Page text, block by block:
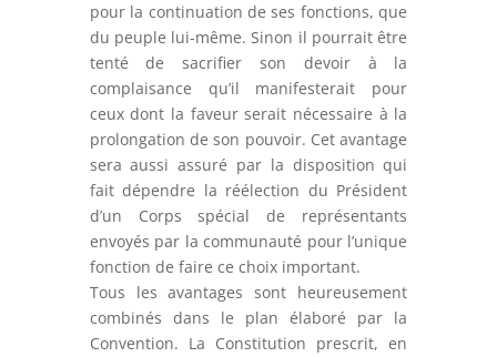
pour la continuation de ses fonctions, que
du peuple lui-même. Sinon il pourrait être
tenté de sacrifier son devoir à la
complaisance qu’il manifesterait pour
ceux dont la faveur serait nécessaire à la
prolongation de son pouvoir. Cet avantage
sera aussi assuré par la disposition qui
fait dépendre la réélection du Président
d’un Corps spécial de représentants
envoyés par la communauté pour l’unique
fonction de faire ce choix important.
Tous les avantages sont heureusement
combinés dans le plan élaboré par la
Convention. La Constitution prescrit, en